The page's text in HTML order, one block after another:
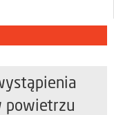
powietrzu